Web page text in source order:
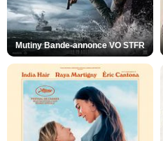
Mutiny Bande-annonce VO STFR